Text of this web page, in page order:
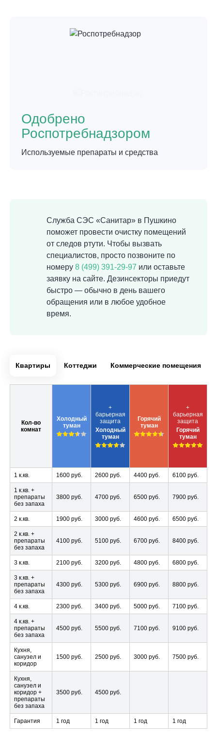
Одобрено
Роспотребнадзором
Используемые препараты и средства
Служба СЭС «Санитар» в Пушкино
поможет провести очистку помещений
от следов ртути. Чтобы вызвать
специалистов, просто позвоните по
номеру 8 (499) 391-29-97 или оставьте
заявку на сайте. Дезинсекторы приедут
быстро — обычно в день вашего
обращения или в любое удобное
время.
Квартиры Коттеджи Коммерческие помещения
Кол-во
комнат
Холодный
туман
+
барьерная
защита
Холодный
туман
Горячий
туман
+
барьерная
защита
Горячий
туман
1 к.кв. 1600 руб. 2600 руб. 4400 руб. 6100 руб.
1 к.кв. +
препараты
без запаха
3800 руб. 4700 руб. 6500 руб. 7900 руб.
2 к.кв. 1900 руб. 3000 руб. 4600 руб. 6500 руб.
2 к.кв. +
препараты
без запаха
4100 руб. 5100 руб. 6700 руб. 8400 руб.
3 к.кв. 2100 руб. 3200 руб. 4800 руб. 6800 руб.
3 к.кв. +
препараты
без запаха
4300 руб. 5300 руб. 6900 руб. 8800 руб.
4 к.кв. 2300 руб. 3400 руб. 5000 руб. 7100 руб.
4 к.кв. +
препараты
без запаха
4500 руб. 5500 руб. 7100 руб. 9100 руб.
Кухня,
санузел и
коридор
1500 руб. 2500 руб. 3000 руб. 7500 руб.
Кухня,
санузел и
коридор +
препараты
без запаха
3500 руб. 4500 руб.
Гарантия 1 год 1 год 1 год 1 год